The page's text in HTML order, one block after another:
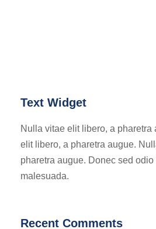
Text Widget
Nulla vitae elit libero, a pharetra
elit libero, a pharetra augue.
pharetra augue. Donec sed
malesuada.
Recent Comments